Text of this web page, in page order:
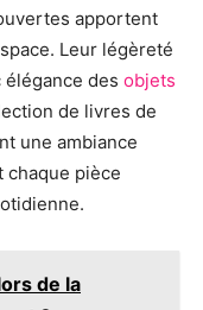
apportent
Leur légèreté
élégance des objets
de livres de
une ambiance
chaque pièce
de la